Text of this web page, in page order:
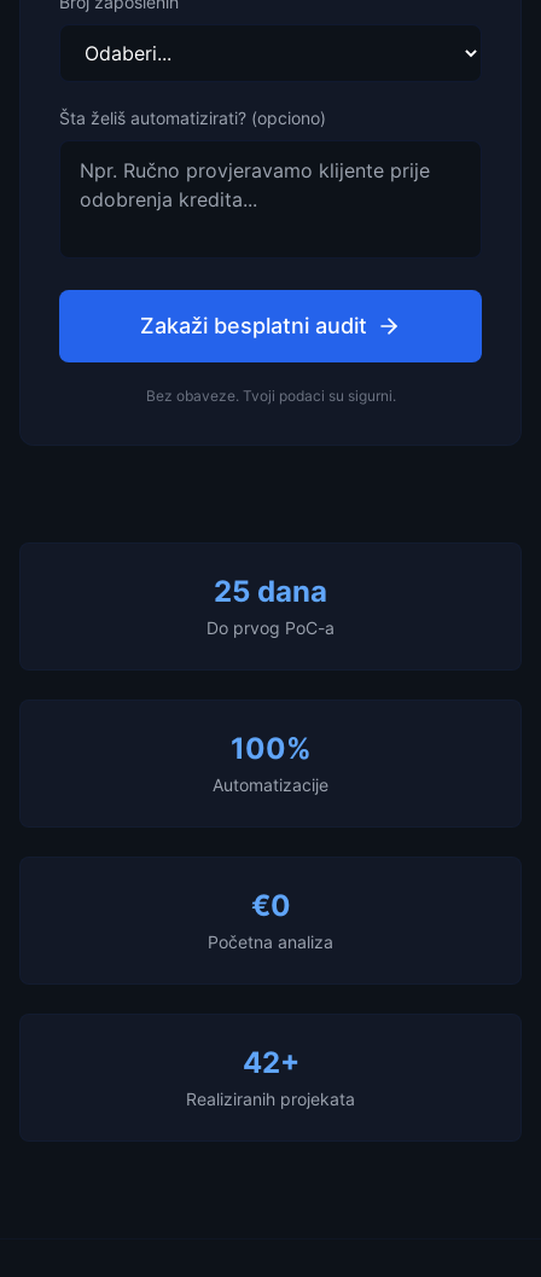
Šta želiš automatizirati? (opciono)
Zakaži besplatni audit
Bez obaveze. Tvoji podaci su sigurni.
25 dana
Do prvog PoC-a
100%
Automatizacije
€0
Početna analiza
42+
Realiziranih projekata